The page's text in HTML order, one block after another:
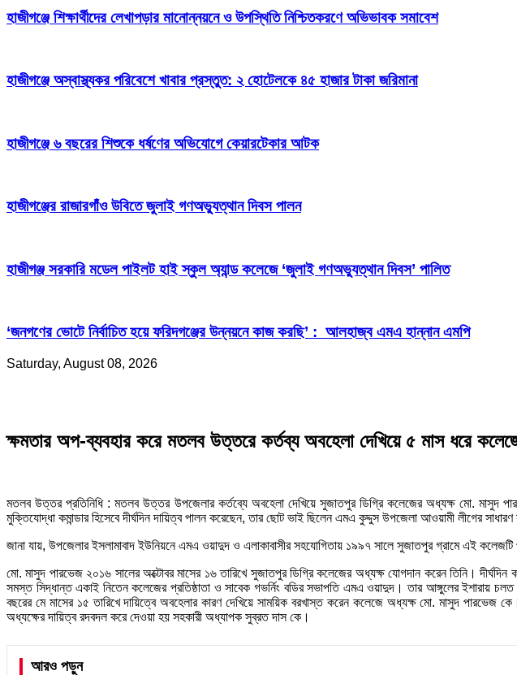
হাজীগঞ্জে শিক্ষার্থীদের লেখাপড়ার মানোন্নয়নে ও উপস্থিতি নিশ্চিতকরণে অভিভাবক সমাবেশ
হাজীগঞ্জে অস্বাস্থ্যকর পরিবেশে খাবার প্রস্তুত: ২ হোটেলকে ৪৫ হাজার টাকা জরিমানা
হাজীগঞ্জে ৬ বছরের শিশুকে ধর্ষণের অভিযোগে কেয়ারটেকার আটক
হাজীগঞ্জের রাজারগাঁও উবিতে জুলাই গণঅভ্যুত্থান দিবস পালন
হাজীগঞ্জ সরকারি মডেল পাইলট হাই স্কুল অ্যান্ড কলেজে ‘জুলাই গণঅভ্যুত্থান দিবস’ পালিত
‘জনগণের ভোটে নির্বাচিত হয়ে ফরিদগঞ্জের উন্নয়নে কাজ করছি’ : আলহাজ্ব এমএ হান্নান এমপি
Saturday, August 08, 2026
ক্ষমতার অপ-ব্যবহার করে মতলব উত্তরে কর্তব্য অবহেলা দেখিয়ে ৫ মাস ধরে
মতলব উত্তর প্রতিনিধি : মতলব উত্তর উপজেলার কর্তব্যে অবহেলা দেখিয়ে সুজাতপুর ডিগ্রি কলেজের অধ্যক্ষ মো. মাসুদ
মুক্তিযোদ্ধা কমান্ডার হিসেবে দীর্ঘদিন দায়িত্ব পালন করেছেন, তার ছোট ভাই ছিলেন এমএ কুদ্দুস উপজেলা আওয়ামী লীগের
জানা যায়, উপজেলার ইসলামাবাদ ইউনিয়নে এমএ ওয়াদুদ ও এলাকাবাসীর সহযোগিতায় ১৯৯৭ সালে সুজাতপুর গ্রামে এই কলেজটি
মো. মাসুদ পারভেজ ২০১৬ সালের অক্টোবর মাসের ১৬ তারিখে সুজাতপুর ডিগ্রি কলেজের অধ্যক্ষ যোগদান করেন তিনি।
সমস্ত সিদ্ধান্ত একাই নিতেন কলেজের প্রতিষ্ঠাতা ও সাবেক গভর্নিং বডির সভাপতি এমএ ওয়াদুদ। তার আঙ্গুলের ইশারায়
বছরের মে মাসের ১৫ তারিখে দায়িত্বে অবহেলার কারণ দেখিয়ে সাময়িক বরখাস্ত করেন কলেজে অধ্যক্ষ মো. মাসুদ পারভেজ
অধ্যক্ষের দায়িত্ব রদবদল করে দেওয়া হয় সহকারী অধ্যাপক সুব্রত দাস কে।
আরও পড়ুন